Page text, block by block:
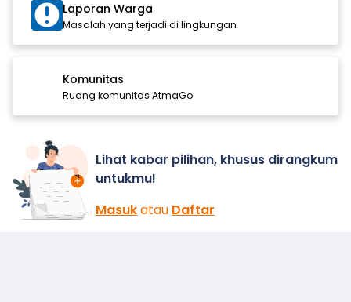
Laporan Warga
Masalah yang terjadi di lingkungan
Komunitas
Ruang komunitas AtmaGo
Lihat kabar pilihan, khusus dirangkum
untukmu!
Masukatau Daftar